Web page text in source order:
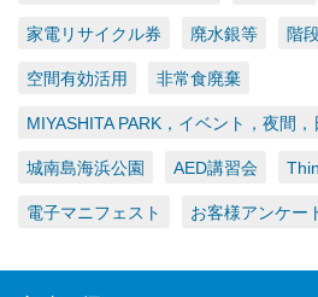
家電リサイクル券 廃水銀等 階
空間有効活用 非常食廃棄
MIYASHITA PARK，イベント，夜間，
城南島海浜公園 AED講習会
電子マニフェスト お客様アンケー